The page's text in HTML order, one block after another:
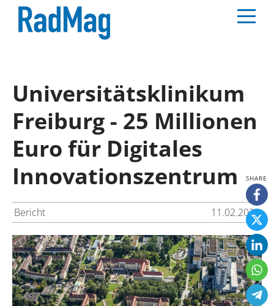
Universitätsklinikum
Freiburg - 25 Millionen
Euro für Digitales
Innovationszentrum
Bericht 11.02.2026